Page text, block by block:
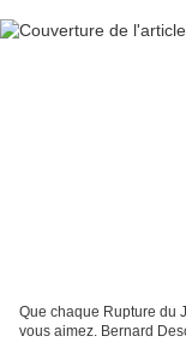
Que chaque Rupture du
vous aimez. Bernard